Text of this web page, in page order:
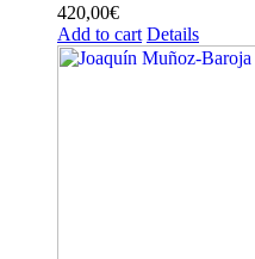
420,00€
Add to cart Details